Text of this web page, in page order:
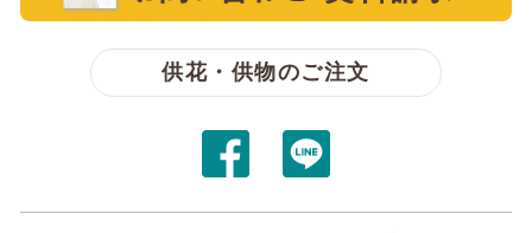
【無料】資料請求・お問い合わせ
供花・供物のご注文